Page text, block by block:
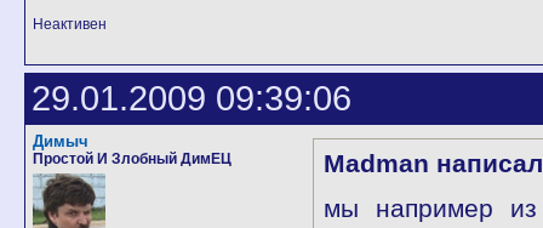
Неактивен
29.01.2009 09:39:06
Димыч
Простой И Злобный ДимЕЦ
Madman
мы например из